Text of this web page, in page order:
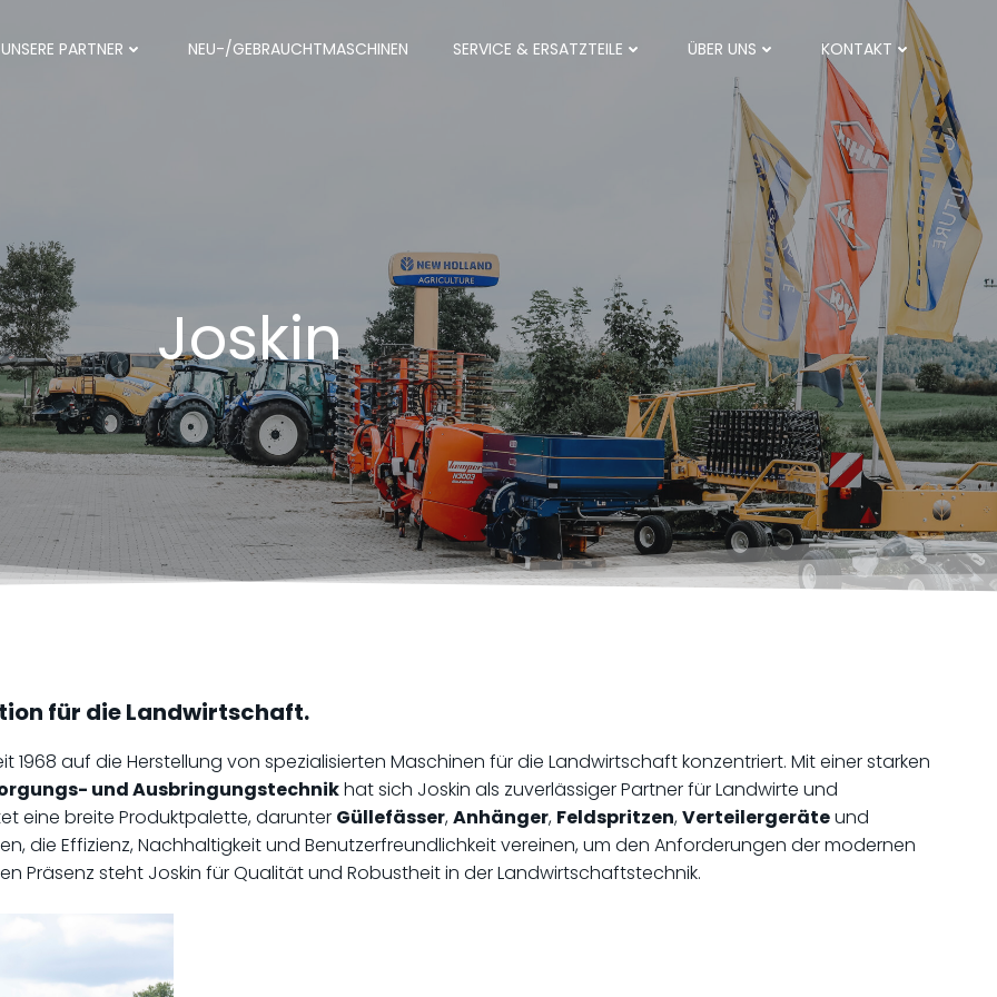
UNSERE PARTNER NEU-/GEBRAUCHTMASCHINEN SERVICE & ERSATZTEILE ÜBER UNS KONTAKT
Joskin
für die Landwirtschaft.
1968 auf die Herstellung von spezialisierten Maschinen für die Landwirtschaft konzentriert. Mit einer starken
und Ausbringungstechnikhat sich Joskin als zuverlässiger Partner für Landwirte und
eine breite Produktpalette, darunter Güllefässer,Anhänger, Feldspritzen,Verteilergeräteund
die Effizienz, Nachhaltigkeit und Benutzerfreundlichkeit vereinen, um den Anforderungen der modernen
Präsenz steht Joskin für Qualität und Robustheit in der Landwirtschaftstechnik.